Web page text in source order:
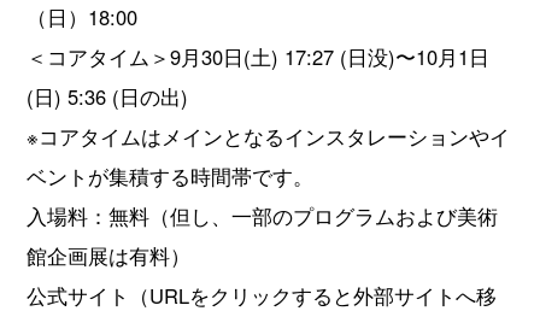
（日）18:00
＜コアタイム＞9月30日(土) 17:27 (日没)〜10月1日
(日) 5:36 (日の出)
※コアタイムはメインとなるインスタレーションやイ
ベントが集積する時間帯です。
入場料：無料（但し、一部のプログラムおよび美術
館企画展は有料）
公式サイト（URLをクリックすると外部サイトへ移